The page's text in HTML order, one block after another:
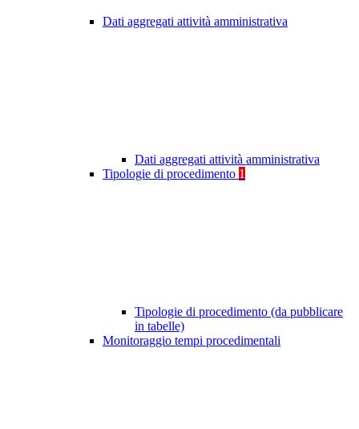
Dati aggregati attività amministrativa
Dati aggregati attività amministrativa
Tipologie di procedimento 1
Tipologie di procedimento (da pubblicare
in tabelle)
Monitoraggio tempi procedimentali